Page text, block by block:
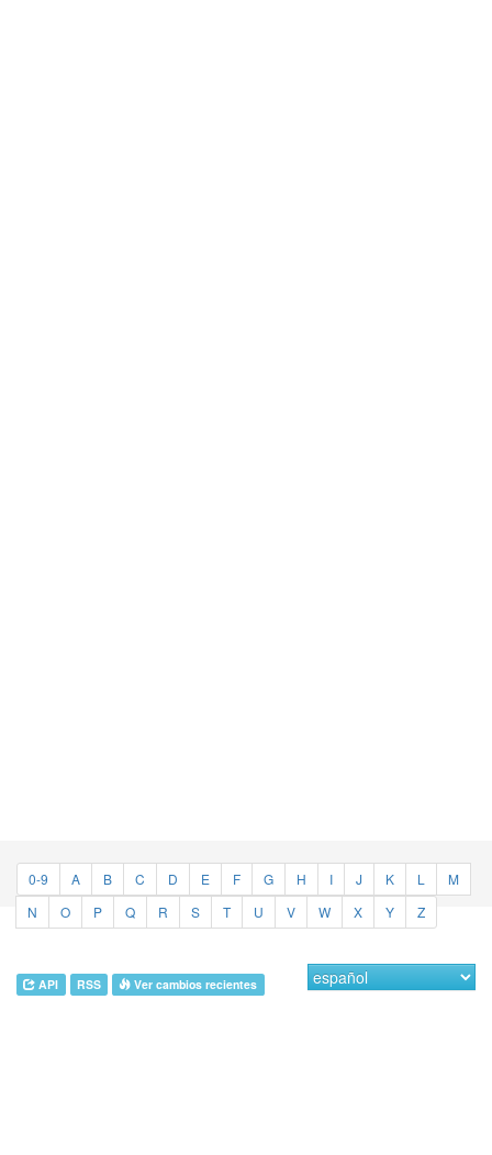
0-9 A B C D E F G H I J K L
M
N
O P Q R S T U V W X Y Z
API RSS Ver cambios recientes